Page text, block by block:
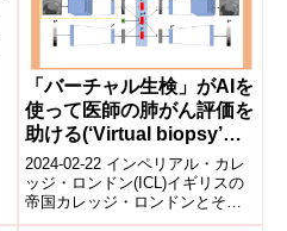
「バーチャル生検」がAIを
使って医師の肺がん評価を
助ける(‘Virtual biopsy’
uses AI to help doctors
assess lung cancer)
2024-02-22 インペリアル・カレ
ッジ・ロンドン(ICL)イギリスの
帝国カレッジ・ロンドンとその
関連施設は、医療画像とAIを組